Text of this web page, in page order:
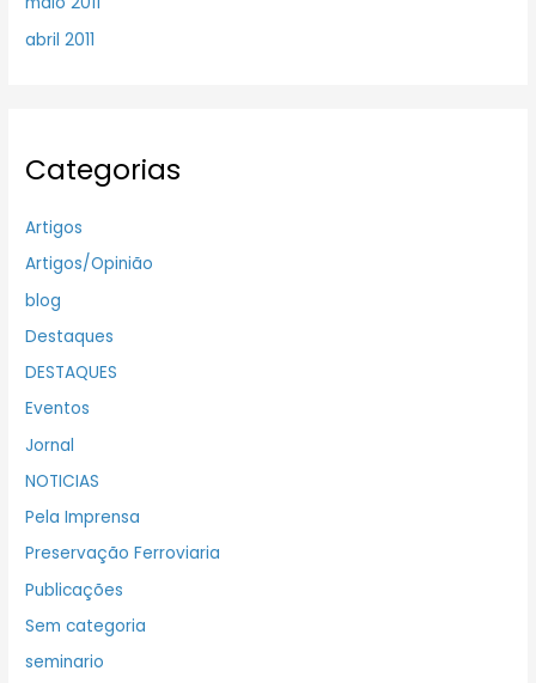
abril 2011
Categorias
Artigos
Artigos/Opinião
blog
Destaques
DESTAQUES
Eventos
Jornal
NOTICIAS
Pela Imprensa
Preservação Ferroviaria
Publicações
Sem categoria
seminario